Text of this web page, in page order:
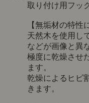
取り付け用フッ
【無垢材の特性
天然木を使用し
などが画像と異
極度に乾燥させ
ます。
乾燥によるヒビ
きます。